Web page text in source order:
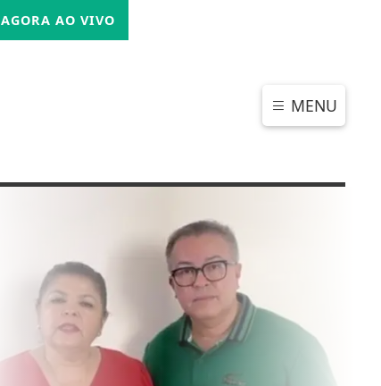
AGORA AO VIVO
MENU